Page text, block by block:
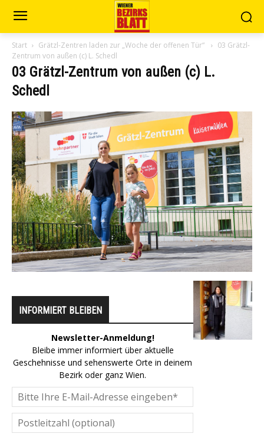
Start Grätzl-Zentren laden zur „Woche der offenen Tür“
03 Grätzl-
Zentrum von außen (c) L. Schedl
03 Grätzl-Zentrum von außen (c) L.
Schedl
INFORMIERT BLEIBEN
Newsletter-Anmeldung!
Bleibe immer informiert über aktuelle
Geschehnisse und sehenswerte Orte in deinem
Bezirk oder ganz Wien.